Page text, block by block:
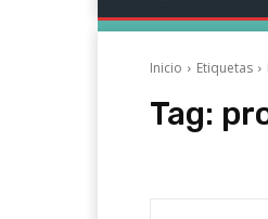
Inicio Etiquetas
Tag: